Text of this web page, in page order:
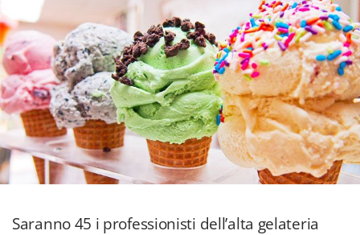
Saranno 45 i professionisti dell’alta gelateria